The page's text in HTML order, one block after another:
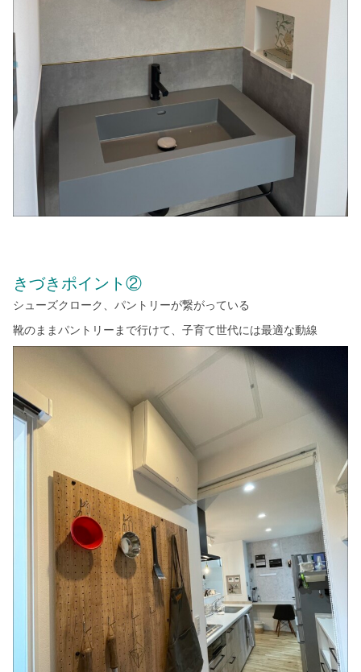
きづきポイント②
シューズクローク、パントリーが繋がっている
靴のままパントリーまで行けて、子育て世代には最適な動線